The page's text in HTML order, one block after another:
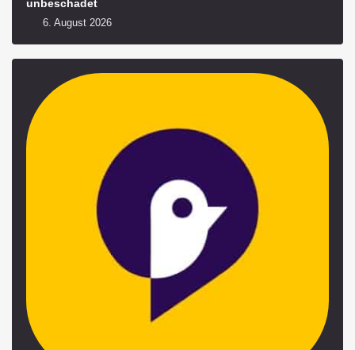
unbeschadet
6. August 2026